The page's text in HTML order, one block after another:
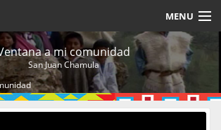
MENU
Cerrar Sesión
a mi comunidad
San Juan Chamula